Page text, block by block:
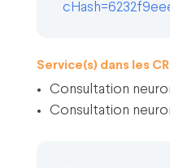
Service(s) dans les
Consultation
Consultation